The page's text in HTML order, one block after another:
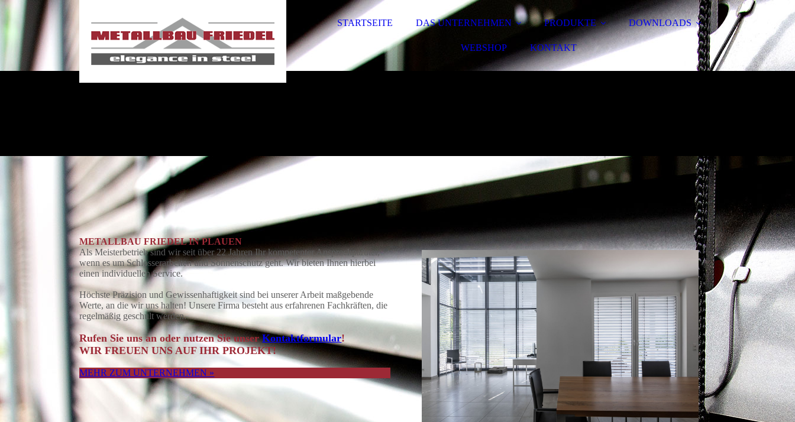
STARTSEITE DAS UNTERNEHMEN PRODUKTE DOWNLOADS
WEBSHOP KONTAKT
METALLBAU FRIEDEL IN PLAUEN
Als Meisterbetrieb sind wir seit über 22 Jahren Ihr kompetenter Ansprechpartner,
wenn es um Schlosserarbeiten und Sonnenschutz geht. Wir bieten Ihnen hierbei
einen individuellen Service.
Höchste Präzision und Gewissenhaftigkeit sind bei unserer Arbeit maßgebende
Werte, an die wir uns halten! Unsere Firma besteht aus erfahrenen Fachkräften, die
regelmäßig geschult werden.
Rufen Sie uns an oder nutzen Sie unserKontaktformular!
WIR FREUEN UNS AUF IHR PROJEKT!
MEHR ZUM UNTERNEHMEN »